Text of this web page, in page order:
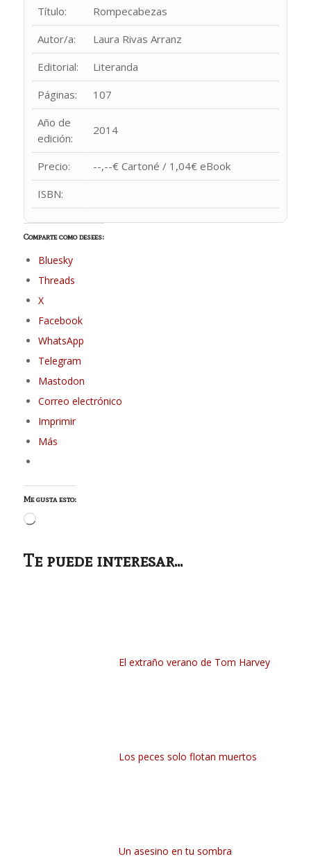
Título:
Rompecabezas
Autor/a:
Laura Rivas Arranz
Editorial:
Literanda
Páginas:
107
Año de
edición:
2014
Precio:
--,--€ Cartoné / 1,04€ eBook
ISBN:
Comparte como desees:
Bluesky
Threads
X
Facebook
WhatsApp
Telegram
Mastodon
Correo electrónico
Imprimir
Más
Me gusta esto:
Cargando...
Te puede interesar...
El extraño verano de Tom Harvey
Los peces solo flotan muertos
Un asesino en tu sombra